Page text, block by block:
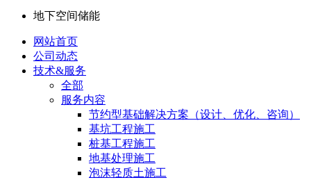
地下空间储能
网站首页
公司动态
技术&服务
全部
服务内容
节约型基础解决方案（设计、优化、咨询）
基坑工程施工
桩基工程施工
地基处理施工
泡沫轻质土施工